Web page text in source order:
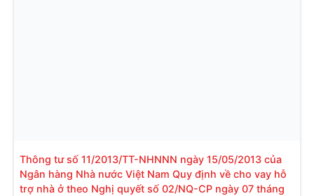
Thông tư số 11/2013/TT-NHNNN ngày 15/05/2013 của
Ngân hàng Nhà nước Việt Nam Quy định về cho vay hỗ
trợ nhà ở theo Nghị quyết số 02/NQ-CP ngày 07 tháng